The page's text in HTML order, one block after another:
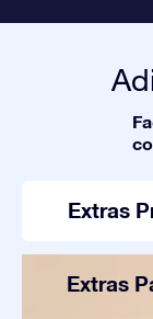
Extras
Extras